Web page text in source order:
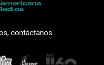
contáctanos